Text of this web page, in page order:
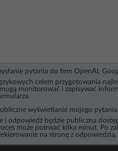
pytania do firm OpenAI,
celem przygotowania
monitorować i zapisywać
wyświetlanie mojego pytania
i odpowiedź będzie publiczna
może potrwać kilka minut. Po
na stronę z odpowiedzią.